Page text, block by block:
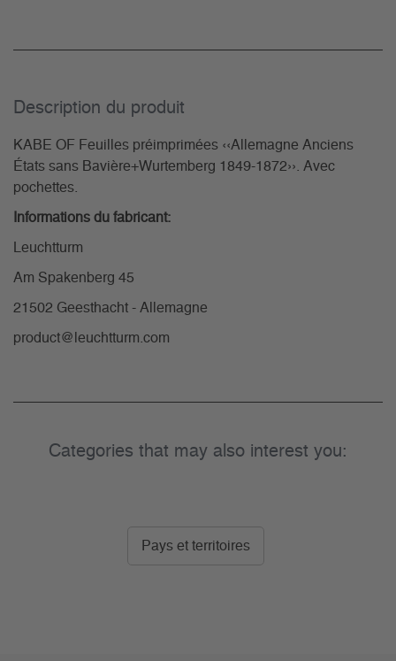
Description du­ produit
KABE OF Feuilles préimprimées ‹‹Allemagne Anciens
États sans Bavière+Wurtemberg 1849-1872››. Avec
pochettes.
Informations du fabricant:
Leuchtturm
Am Spakenberg 45
21502 Geesthacht - Allemagne
product@leuchtturm.com
Categories that may also interest you:
Pays et territoires